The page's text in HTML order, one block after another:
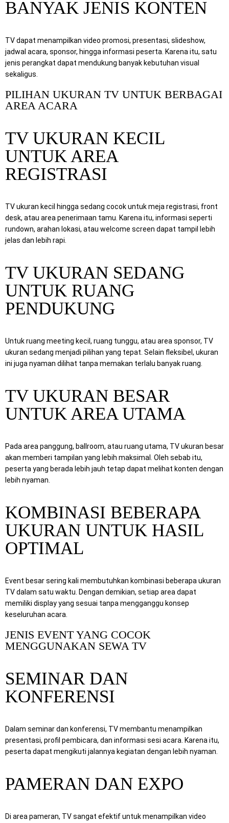
BANYAK JENIS KONTEN
TV dapat menampilkan video promosi, presentasi, slideshow,
jadwal acara, sponsor, hingga informasi peserta. Karena itu, satu
jenis perangkat dapat mendukung banyak kebutuhan visual
sekaligus.
PILIHAN UKURAN TV UNTUK BERBAGAI
AREA ACARA
TV UKURAN KECIL
UNTUK AREA
REGISTRASI
TV ukuran kecil hingga sedang cocok untuk meja registrasi, front
desk, atau area penerimaan tamu. Karena itu, informasi seperti
rundown, arahan lokasi, atau welcome screen dapat tampil lebih
jelas dan lebih rapi.
TV UKURAN SEDANG
UNTUK RUANG
PENDUKUNG
Untuk ruang meeting kecil, ruang tunggu, atau area sponsor, TV
ukuran sedang menjadi pilihan yang tepat. Selain fleksibel, ukuran
ini juga nyaman dilihat tanpa memakan terlalu banyak ruang.
TV UKURAN BESAR
UNTUK AREA UTAMA
Pada area panggung, ballroom, atau ruang utama, TV ukuran besar
akan memberi tampilan yang lebih maksimal. Oleh sebab itu,
peserta yang berada lebih jauh tetap dapat melihat konten dengan
lebih nyaman.
KOMBINASI BEBERAPA
UKURAN UNTUK HASIL
OPTIMAL
Event besar sering kali membutuhkan kombinasi beberapa ukuran
TV dalam satu waktu. Dengan demikian, setiap area dapat
memiliki display yang sesuai tanpa mengganggu konsep
keseluruhan acara.
JENIS EVENT YANG COCOK
MENGGUNAKAN SEWA TV
SEMINAR DAN
KONFERENSI
Dalam seminar dan konferensi, TV membantu menampilkan
presentasi, profil pembicara, dan informasi sesi acara. Karena itu,
peserta dapat mengikuti jalannya kegiatan dengan lebih nyaman.
PAMERAN DAN EXPO
Di area pameran, TV sangat efektif untuk menampilkan video